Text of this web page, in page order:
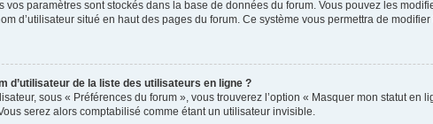
vos paramètres sont stockés dans la base de données du forum. Vous pouvez les
d’utilisateur situé en haut des pages du forum. Ce système vous permettra de
d’utilisateur de la liste des utilisateurs en ligne ?
sous « Préférences du forum », vous trouverez l’option « Masquer mon statut
serez alors comptabilisé comme étant un utilisateur invisible.